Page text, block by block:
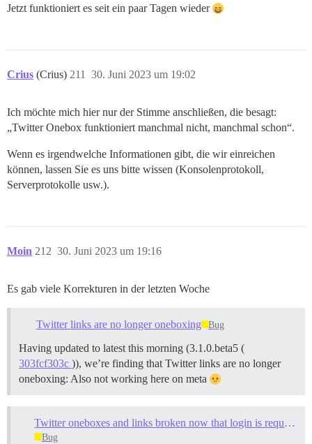
Jetzt funktioniert es seit ein paar Tagen wieder
Crius (Crius) 30. Juni 2023 um 19:02
211
Ich möchte mich hier nur der Stimme anschließen, die besagt:
„Twitter Onebox funktioniert manchmal nicht, manchmal schon“.
Wenn es irgendwelche Informationen gibt, die wir einreichen
können, lassen Sie es uns bitte wissen (Konsolenprotokoll,
Serverprotokolle usw.).
Moin 30. Juni 2023 um 19:16
212
Es gab viele Korrekturen in der letzten Woche
Twitter links are no longer oneboxing Bug
Having updated to latest this morning (3.1.0.beta5 (
303fcf303c )), we’re finding that Twitter links are no longer
oneboxing: Also not working here on meta
Twitter oneboxes and links broken now that login is required
Bug